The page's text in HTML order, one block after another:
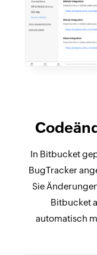
In Bitbucket
BugTracker
Sie
Bitbucket
automatisch